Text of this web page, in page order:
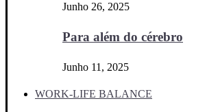
Junho 26, 2025
Para além do cérebro
Junho 11, 2025
WORK-LIFE BALANCE